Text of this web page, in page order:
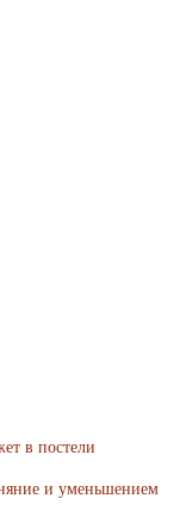
в постели
и уменьшением